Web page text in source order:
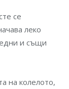
се
леко
едни и същи
на колелото,